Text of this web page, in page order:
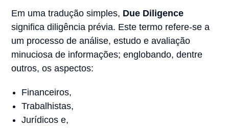
Em uma tradução simples, Due Diligence
significa diligência prévia. Este termo refere-se a
um processo de análise, estudo e avaliação
minuciosa de informações; englobando, dentre
outros, os aspectos:
Financeiros,
Trabalhistas,
Jurídicos e,